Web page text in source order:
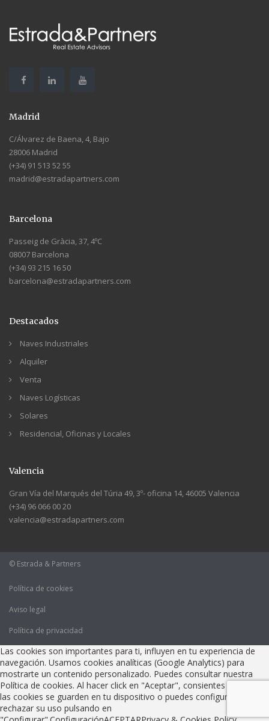
Madrid
C/Álvarez de Baena, 4, Bajo
28006 Madrid
(+34) 91 513 52 55
madrid@estradapartners.com
Barcelona
Passeig de Gràcia, 37, 4ºC
08007 Barcelona
(+34) 93 215 16 50
barcelona@estradapartners.com
Destacados
Naves Industriales
Alquiler
Venta
Naves Logísticas
Solares
Residencial, Oficinas y Locales
Valencia
Gran Vía del Marqués del Túria 49, 3º- oficina 14, 46005 Valencia
(+34) 96 066 00 20
valencia@estradapartners.com
© Estrada & Partners
Política de cookies
Aviso legal
Política de privacidad
Las cookies son importantes para ti, influyen en tu experiencia de
navegación. Usamos cookies analíticas (Google Analytics) para
mostrarte un contenido personalizado. Puedes consultar nuestra
Política de cookies. Al hacer click en "Aceptar", consientes que todas
las cookies se guarden en tu dispositivo o puedes configurarlas o
rechazar su uso pulsando en